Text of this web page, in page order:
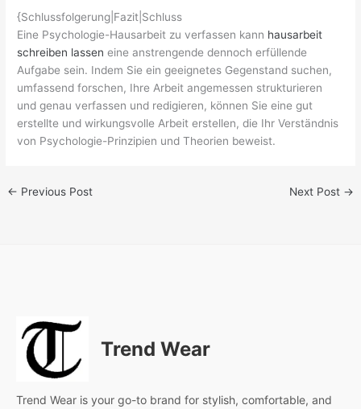
{Schlussfolgerung|Fazit|Schluss
Eine Psychologie-Hausarbeit zu verfassen kann hausarbeit
schreiben lassen eine anstrengende dennoch erfüllende
Aufgabe sein. Indem Sie ein geeignetes Gegenstand suchen,
umfassend forschen, Ihre Arbeit angemessen strukturieren
und genau verfassen und redigieren, können Sie eine gut
erstellte und wirkungsvolle Arbeit erstellen, die Ihr Verständnis
von Psychologie-Prinzipien und Theorien beweist.
← Previous Post Next Post →
Trend Wear
Trend Wear is your go-to brand for stylish, comfortable, and